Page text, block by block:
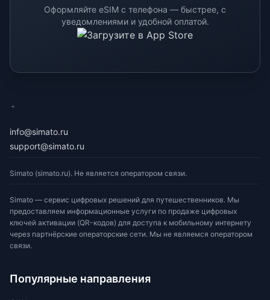
Оформляйте eSIM с телефона — быстрее, с
уведомлениями и удобной оплатой.
info@simato.ru
support@simato.ru
Simato (simato.ru). Не является оператором связи.
Simato — сервис цифровых решений для путешественников. Мы
предоставляем информационные услуги по продаже цифровых
ключей активации (QR-кодов) для доступа к мобильному интернету
через партнёрские операторские сети. Мы не являемся оператором
связи.
Популярные направления